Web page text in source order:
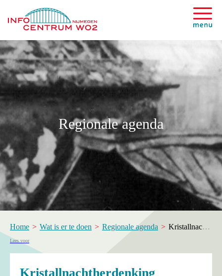
Regionale agenda
Home Wat is er te doen Regionale agenda Kristallnachtherdenking
Lees voor
Kristallnachtherdenking